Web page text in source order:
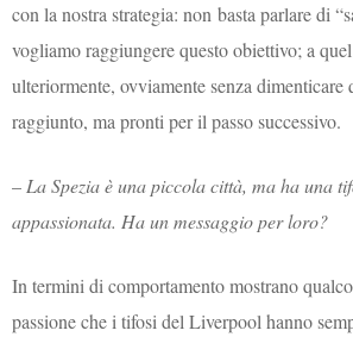
con la nostra strategia: non basta parlare di
vogliamo raggiungere questo obiettivo; a
ulteriormente, ovviamente senza dimenticare
raggiunto, ma pronti per il passo successivo.
– La Spezia è una piccola città, ma ha una
appassionata. Ha un messaggio per loro?
In termini di comportamento mostrano
passione che i tifosi del Liverpool hanno